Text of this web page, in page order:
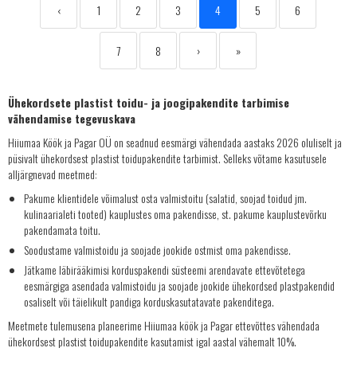
‹ 1 2 3 4 5 6
7 8 › »
Ühekordsete plastist toidu- ja joogipakendite tarbimise
vähendamise tegevuskava
Hiiumaa Köök ja Pagar OÜ on seadnud eesmärgi vähendada aastaks 2026 oluliselt ja
püsivalt ühekordsest plastist toidupakendite tarbimist. Selleks võtame kasutusele
alljärgnevad meetmed:
Pakume klientidele võimalust osta valmistoitu (salatid, soojad toidud jm.
kulinaarialeti tooted) kauplustes oma pakendisse, st. pakume kauplustevõrku
pakendamata toitu.
Soodustame valmistoidu ja soojade jookide ostmist oma pakendisse.
Jätkame läbirääkimisi korduspakendi süsteemi arendavate ettevõtetega
eesmärgiga asendada valmistoidu ja soojade jookide ühekordsed plastpakendid
osaliselt või täielikult pandiga korduskasutatavate pakenditega.
Meetmete tulemusena planeerime Hiiumaa köök ja Pagar ettevõttes vähendada
ühekordsest plastist toidupakendite kasutamist igal aastal vähemalt 10%.